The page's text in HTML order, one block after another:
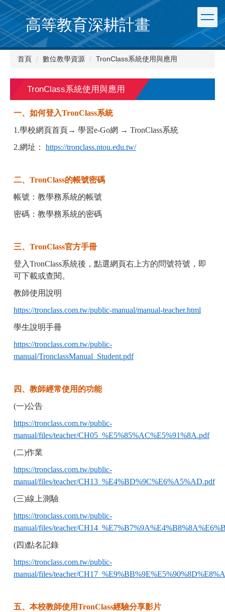
跳
到
主
要
內
高等教育深耕計畫
首頁 數位教學資源 TronClass系統使用與應用
TronClass系統使用與應用
一、如何登入TronClass系統
1.學校網頁首頁→ 學習e-Go網 → TronClass系統
2.網址： https://tronclass.ntou.edu.tw/
二、TronClass的帳號密碼
帳號：教學務系統的帳號
密碼：教學務系統的密碼
三、TronClass官方手冊
登入TronClass系統後，點選網頁右上方的問號符號，即
可下載或查閱。
教師使用說明
https://tronclass.com.tw/public-manual/manual-teacher.html
學生說明手冊
https://tronclass.com.tw/public-
manual/TronclassManual_Student.pdf
四、教師經常使用的功能
(一)公告
https://tronclass.com.tw/public-
manual/files/teacher/CH05_%E5%85%AC%E5%91%8A.pdf
(二)作業
https://tronclass.com.tw/public-
manual/files/teacher/CH13_%E4%BD%9C%E6%A5%AD.pdf
(三)線上測驗
https://tronclass.com.tw/public-
manual/files/teacher/
(四)點名記錄
https://tronclass.com.tw/public-
manual/files/teacher/
五、本校教師使用TronClass經驗分享影片